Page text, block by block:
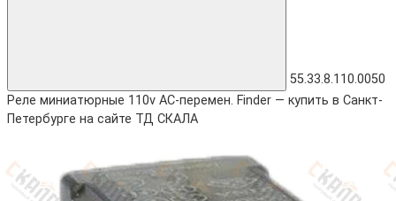
55.33.8.110.0050
Реле миниатюрные 110v AC-перемен. Finder — купить в Санкт-
Петербурге на сайте ТД СКАЛА